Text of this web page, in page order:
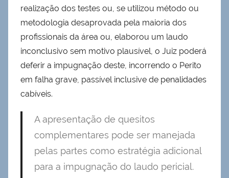
realização dos testes ou, se utilizou método ou
metodologia desaprovada pela maioria dos
profissionais da área ou, elaborou um laudo
inconclusivo sem motivo plausível, o Juiz poderá
deferir a impugnação deste, incorrendo o Perito
em falha grave, passível inclusive de penalidades
cabíveis.
A apresentação de quesitos
complementares pode ser manejada
pelas partes como estratégia adicional
para a impugnação do laudo pericial.